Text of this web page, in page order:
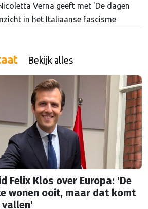
Verna geeft met 'De dagen
in het Italiaanse fascisme
Bekijk alles
Felix Klos over Europa: 'De
wonen ooit, maar dat komt